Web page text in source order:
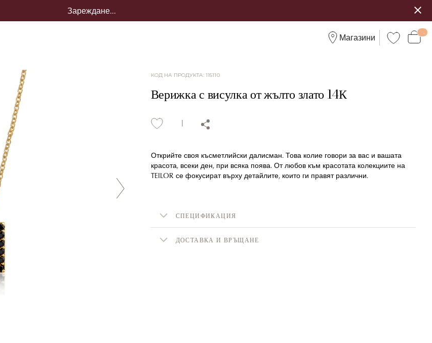
Зареждане...
Магазини
КОД НА ПРОДУКТА: 115110
Верижка с висулка от жълто злато 14К
Открийте своя късметлийски далисман. Това колие говори за вас и вашата
красота, всеки ден, при всяка поява. От любов към красотата колекциите на
TEILOR се фокусират върху детайлите, които ги правят различни.
СПЕЦИФИКАЦИЯ
ДОСТАВКА И ВРЪЩАНЕ